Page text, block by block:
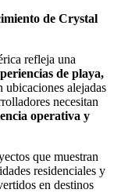
de Crystal
refleja una
de playa,
ubicaciones alejadas
necesitan
operativa y
que muestran
residenciales y
en destinos